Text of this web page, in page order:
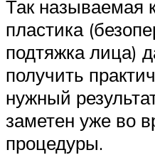
Так называемая
пластика
подтяжка лица)
получить
нужный
заметен уже во
процедуры.